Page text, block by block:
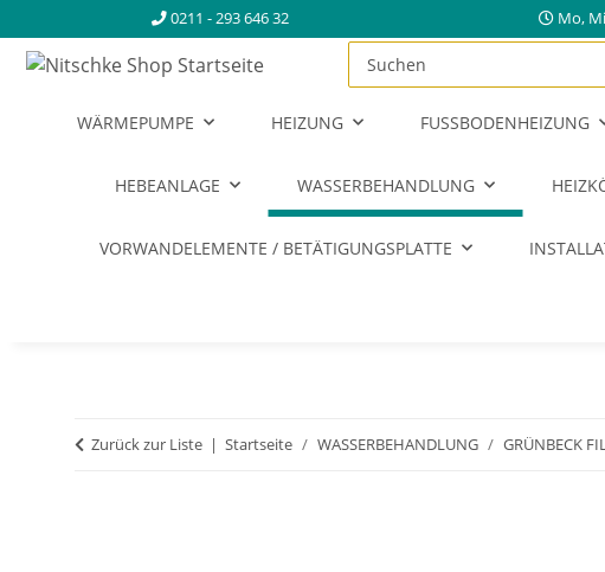
0211 - 293 646 32 Mo,
WÄRMEPUMPE HEIZUNG FUSSBODENHEIZUNG
HEBEANLAGE WASSERBEHANDLUNG
VORWANDELEMENTE / BETÄTIGUNGSPLATTE
Zurück zur Liste Startseite WASSERBEHANDLUNG GRÜNBECK